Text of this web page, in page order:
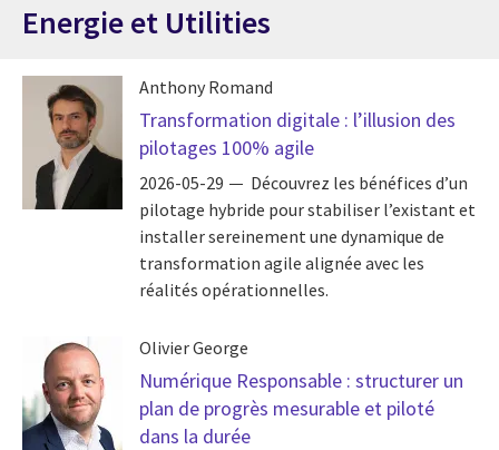
Energie et Utilities
Anthony Romand
Transformation digitale : l’illusion des
pilotages 100% agile
2026-05-29
Découvrez les bénéfices d’un
pilotage hybride pour stabiliser l’existant et
installer sereinement une dynamique de
transformation agile alignée avec les
réalités opérationnelles.
Olivier George
Numérique Responsable : structurer un
plan de progrès mesurable et piloté
dans la durée